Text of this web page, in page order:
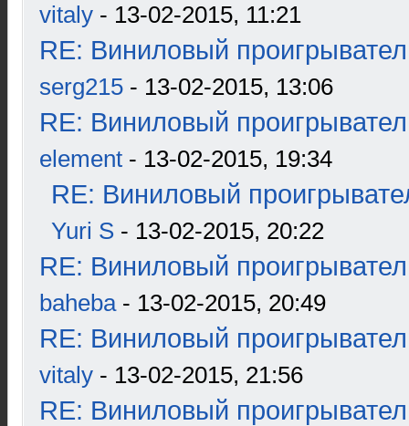
vitaly - 13-02-2015, 11:21
RE: Виниловый
serg215 - 13-02-2015, 13:06
RE: Виниловый
element - 13-02-2015, 19:34
RE: Виниловый
Yuri S - 13-02-2015, 20:22
RE: Виниловый
baheba- 13-02-2015, 20:49
RE: Виниловый
vitaly - 13-02-2015, 21:56
RE: Виниловый